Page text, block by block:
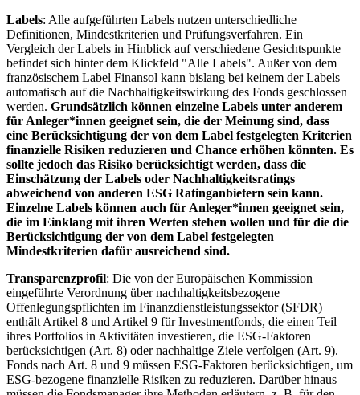
Labels: Alle aufgeführten Labels nutzen unterschiedliche
Definitionen, Mindestkriterien und Prüfungsverfahren. Ein
Vergleich der Labels in Hinblick auf verschiedene Gesichtspunkte
befindet sich hinter dem Klickfeld "Alle Labels". Außer von dem
französischem Label Finansol kann bislang bei keinem der Labels
automatisch auf die Nachhaltigkeitswirkung des Fonds geschlossen
werden. Grundsätzlich können einzelne Labels unter anderem
für Anleger*innen geeignet sein, die der Meinung sind, dass
eine Berücksichtigung der von dem Label festgelegten Kriterien
finanzielle Risiken reduzieren und Chance erhöhen könnten. Es
sollte jedoch das Risiko berücksichtigt werden, dass die
Einschätzung der Labels oder Nachhaltigkeitsratings
abweichend von anderen ESG Ratinganbietern sein kann.
Einzelne Labels können auch für Anleger*innen geeignet sein,
die im Einklang mit ihren Werten stehen wollen und für die die
Berücksichtigung der von dem Label festgelegten
Mindestkriterien dafür ausreichend sind.
Transparenzprofil: Die von der Europäischen Kommission
eingeführte Verordnung über nachhaltigkeitsbezogene
Offenlegungspflichten im Finanzdienstleistungssektor (SFDR)
enthält Artikel 8 und Artikel 9 für Investmentfonds, die einen Teil
ihres Portfolios in Aktivitäten investieren, die ESG-Faktoren
berücksichtigen (Art. 8) oder nachhaltige Ziele verfolgen (Art. 9).
Fonds nach Art. 8 und 9 müssen ESG-Faktoren berücksichtigen, um
ESG-bezogene finanzielle Risiken zu reduzieren. Darüber hinaus